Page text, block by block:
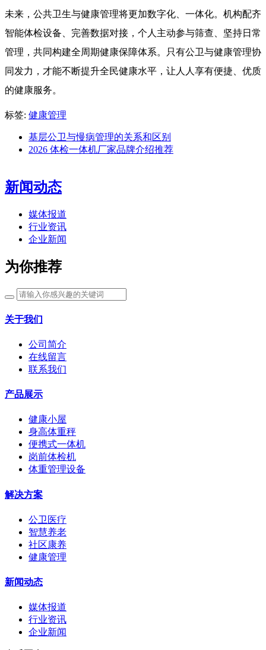
未来，公共卫生与健康管理将更加数字化、一体化。机构配齐
智能体检设备、完善数据对接，个人主动参与筛查、坚持日常
管理，共同构建全周期健康保障体系。只有公卫与健康管理协
同发力，才能不断提升全民健康水平，让人人享有便捷、优质
的健康服务。
标签: 健康管理
基层公卫与慢病管理的关系和区别
2026 体检一体机厂家品牌介绍推荐
新闻动态
媒体报道
行业资讯
企业新闻
为你推荐
关于我们
公司简介
在线留言
联系我们
产品展示
健康小屋
身高体重秤
便携式一体机
岗前体检机
体重管理设备
解决方案
公卫医疗
智慧养老
社区康养
健康管理
新闻动态
媒体报道
行业资讯
企业新闻